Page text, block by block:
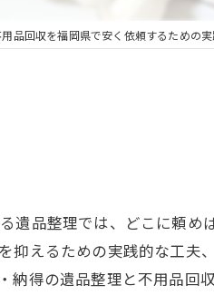
品回収を福岡県で安く依頼するための
遺品整理では、どこに頼め
抑えるための実践的な工夫
納得の遺品整理と不用品回